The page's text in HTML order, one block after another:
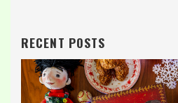
RECENT POSTS